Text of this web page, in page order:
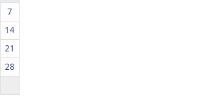
7
14
21
28